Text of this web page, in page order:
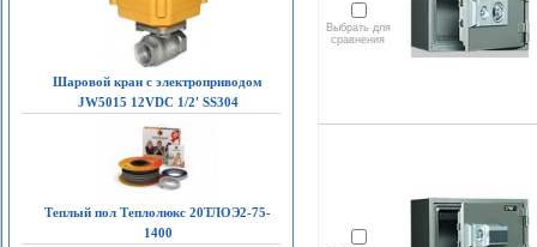
Шаровой кран с электроприводом
JW5015 12VDC 1/2' SS304
Теплый пол Теплолюкс 20ТЛОЭ2-75-
1400
Выбрать для
сравнения